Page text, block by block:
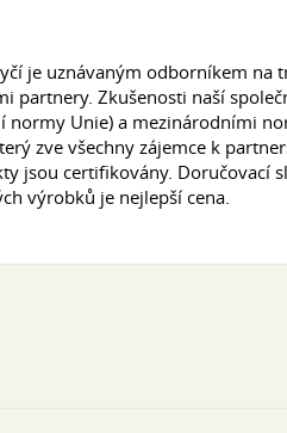
je uznávaným odborníkem
partnery. Zkušenosti naší
normy Unie) a mezinárodními
zve všechny zájemce k
jsou certifikovány. Doručovací
výrobků je nejlepší cena.